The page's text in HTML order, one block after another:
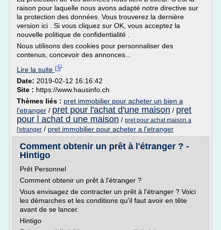
raison pour laquelle nous avons adapté notre directive sur
la protection des données. Vous trouverez la dernière
version ici . Si vous cliquez sur OK, vous acceptez la
nouvelle politique de confidentialité .
Nous utilisons des cookies pour personnaliser des
contenus, concevoir des annonces...
Lire la suite
Date: 2019-02-12 16:16:42
Site : https://www.hausinfo.ch
Thèmes liés : pret immobilier pour acheter un bien a
l'etranger / pret pour l'achat d'une maison / pret
pour l achat d une maison / pret pour achat maison a
l'etranger / pret immobilier pour acheter a l'etranger
Comment obtenir un prêt à l'étranger ? -
Hintigo
Prêt Personnel
Comment obtenir un prêt à l'étranger ?
Vous envisagez de contracter un prêt à l'étranger ? Voici
les démarches et les conditions qu'il faut avoir en tête
avant de se lancer.
Hintigo